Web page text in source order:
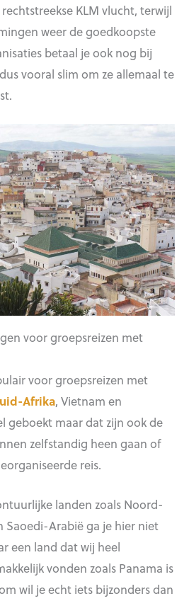
KLM vlucht, terwijl
weer de goedkoopste
betaal je ook nog bij
vooral slim om ze allemaal te
voor groepsreizen met
voor groepsreizen met
Afrika, Vietnam en
geboekt maar dat zijn ook de
zelfstandig heen gaan of
reis.
landen zoals Noord-
Saoedi-Arabië ga je hier niet
een land dat wij heel
vonden zoals Panama is
wil je echt iets bijzonders dan